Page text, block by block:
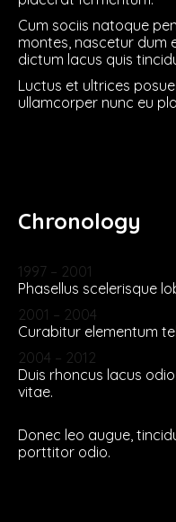
Cum sociis natoque
montes, nascetur dum
dictum lacus quis
Luctus et ultrices
ullamcorper nunc eu
Chronology
1997 – 2001
Phasellus scelerisque
2001 – 2004
Curabitur elementum
2004 – 2012
Duis rhoncus lacus
vitae.
Donec leo augue,
porttitor odio.